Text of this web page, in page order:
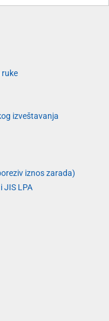
izveštavanja
iznos zarada)
JIS LPA